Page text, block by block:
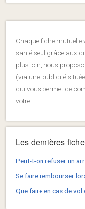
Chaque fiche mutuelle
santé seul grâce aux
plus loin, nous
(via une publicité
qui vous permet de
votre.
Les dernières
Peut-t-on refuser un
Se faire rembourser
Que faire en cas de